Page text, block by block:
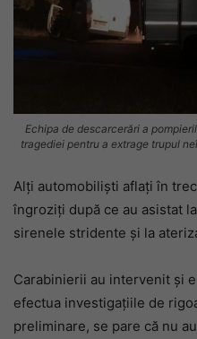
Echipa de descarcerări a
tragediei pentru a extrage trupul
Alți automobiliști aflați în
îngroziți după ce au asistat
sirenele stridente și la
Carabinierii au intervenit și
efectua investigațiile de
preliminare, se pare că nu